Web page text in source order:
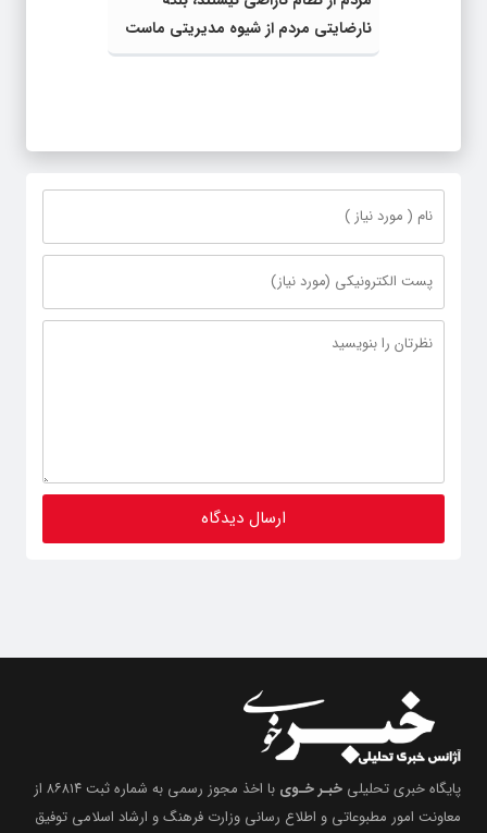
نارضایتی مردم از شیوه مدیریتی ماست
پایگاه خبری تحلیلی خبـر خـوی
با اخذ مجوز رسمی به شماره ثبت ۸۶۸۱۴ از
معاونت امور مطبوعاتی و اطلاع رسانی وزارت فرهنگ و ارشاد اسلامی توفیق